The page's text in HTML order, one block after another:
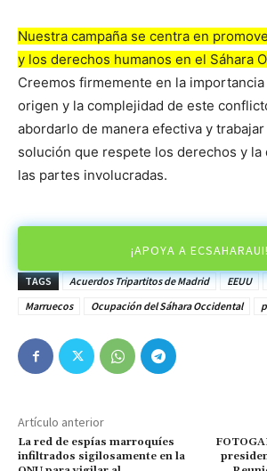
Nuestra campaña se centra en
y los derechos humanos en el Sáhara
Creemos firmemente en la
origen y la complejidad de este
abordarlo de manera efectiva y trabajar
solución que respete los derechos y la
las partes involucradas.
¡APOYA A ECSAHARAUI!
TAGS Acuerdos Tripartitos de Madrid EEUU
Marruecos
Ocupación del Sáhara Occidental
Artículo anterior
La red de espías marroquíes
infiltrados sigilosamente en la